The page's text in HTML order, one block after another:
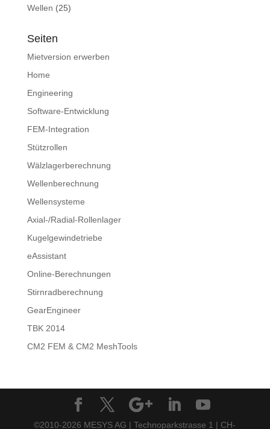
Wellen (25)
Seiten
Mietversion erwerben
Home
Engineering
Software-Entwicklung
FEM-Integration
Stützrollen
Wälzlagerberechnung
Wellenberechnung
Wellensysteme
Axial-/Radial-Rollenlager
Kugelgewindetriebe
eAssistant
Online-Berechnungen
Stirnradberechnung
GearEngineer
TBK 2014
CM2 FEM & CM2 MeshTools
©2010-2026 MESYS AG | Technoparkstrasse 1 | CH-